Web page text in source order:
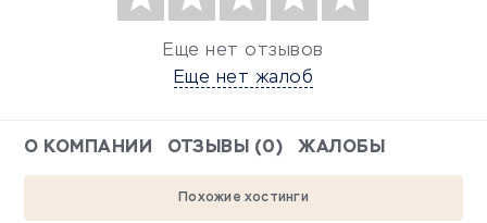
Еще нет отзывов
Еще нет жалоб
О КОМПАНИИ ОТЗЫВЫ (0) ЖАЛОБЫ
Похожие хостинги